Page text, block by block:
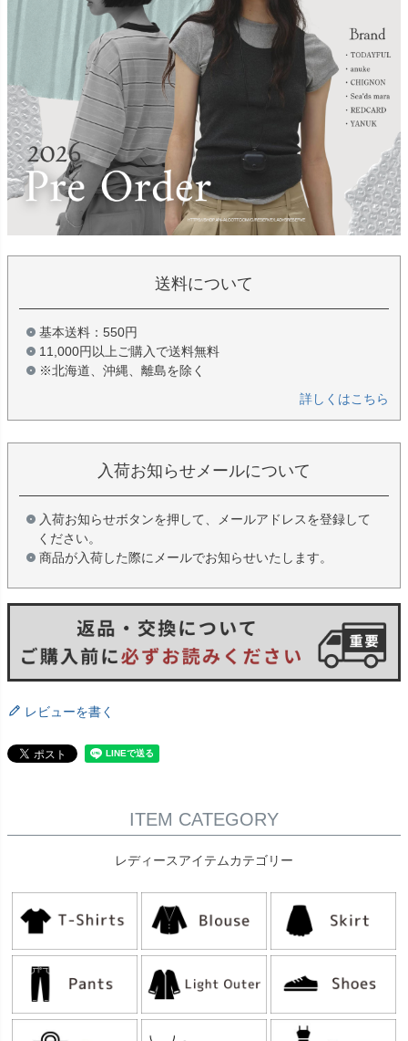
送料について
基本送料：550円
11,000円以上ご購入で送料無料
※北海道、沖縄、離島を除く
詳しくはこちら
入荷お知らせメールについて
入荷お知らせボタンを押して、メールアドレスを登録して
ください。
商品が入荷した際にメールでお知らせいたします。
レビューを書く
ITEM CATEGORY
レディースアイテムカテゴリー